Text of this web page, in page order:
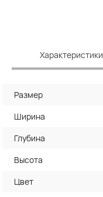
Характеристики
Размер
Ширина
Глубина
Высота
Цвет